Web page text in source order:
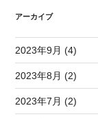
アーカイブ
2023年9月 (4)
2023年8月 (2)
2023年7月 (2)